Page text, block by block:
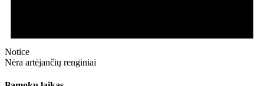
Notice
Nėra artėjančių renginiai